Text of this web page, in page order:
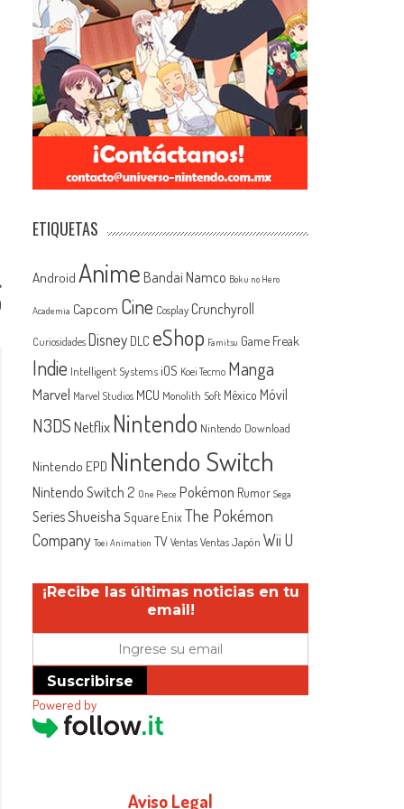
ETIQUETAS
Android Anime Bandai Namco Boku no Hero
Academia Capcom Cine Cosplay Crunchyroll
Curiosidades Disney DLC eShop Famitsu Game Freak
Indie Intelligent Systems iOS Koei Tecmo Manga
Marvel Marvel Studios MCU Monolith Soft México Móvil
N3DSNetflix Nintendo Nintendo Download
Nintendo EPD Nintendo Switch
Nintendo Switch 2 One Piece Pokémon Rumor Sega
SeriesShueisha Square EnixThe Pokémon
Company Toei Animation TV Ventas Ventas Japón Wii U
¡Recibe las últimas noticias en tu
email!
Suscribirse
Powered by
Aviso Legal